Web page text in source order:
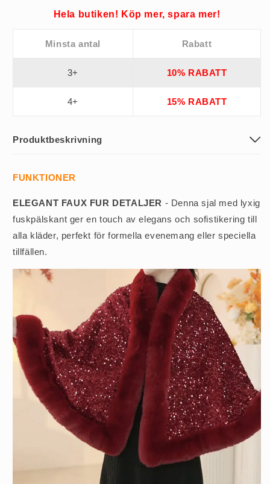
Hela butiken! Köp mer, spara mer!
Minsta antal Rabatt
3+ 10% RABATT
4+ 15% RABATT
Produktbeskrivning
FUNKTIONER
ELEGANT FAUX FUR DETALJER - Denna sjal med lyxig
fuskpälskant ger en touch av elegans och sofistikering till
alla kläder, perfekt för formella evenemang eller speciella
tillfällen.